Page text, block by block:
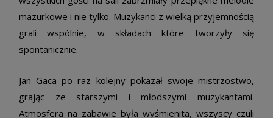
mazurkowe i nie tylko. Muzykanci z wielką przyjemnością
grali wspólnie, w składach które tworzyły się
spontanicznie.
Jan Gaca po raz kolejny pokazał swoje mistrzostwo,
grając ze starszymi i młodszymi muzykantami.
Atmosfera na zabawie była wyśmienita, wszyscy czuli